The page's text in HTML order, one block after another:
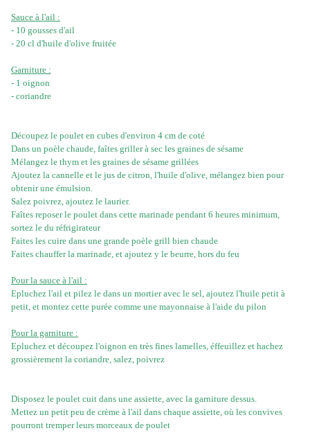
Sauce à l'ail :
- 10 gousses d'ail
- 20 cl d'huile d'olive fruitée
Garniture :
- 1 oignon
- coriandre
Découpez le poulet en cubes d'environ 4 cm de coté
Dans un poèle chaude, faîtes griller à sec les graines de sésame
Mélangez le thym et les graines de sésame grillées
Ajoutez la cannelle et le jus de citron, l'huile d'olive, mélangez bien pour
obtenir une émulsion.
Salez poivrez, ajoutez le laurier.
Faîtes reposer le poulet dans cette marinade pendant 6 heures minimum,
sortez le du réfrigirateur
Faites les cuire dans une grande poèle grill bien chaude
Faites chauffer la marinade, et ajoutez y le beurre, hors du feu
Pour la sauce à l'ail :
Epluchez l'ail et pilez le dans un mortier avec le sel, ajoutez l'huile petit à
petit, et montez cette purée comme une mayonnaise à l'aide du pilon
Pour la garniture :
Epluchez et découpez l'oignon en très fines lamelles, éffeuillez et hachez
grossièrement la coriandre, salez, poivrez
Disposez le poulet cuit dans une assiette, avec la garniture dessus.
Mettez un petit peu de crème à l'ail dans chaque assiette, où les convives
pourront tremper leurs morceaux de poulet